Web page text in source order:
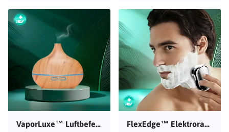
VaporLuxe™ Luftbefeuchter
FlexEdge™ Elektrorasierer